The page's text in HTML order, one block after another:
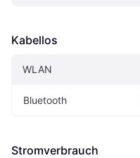
Kabellos
WLAN
Bluetooth
Stromverbrauch